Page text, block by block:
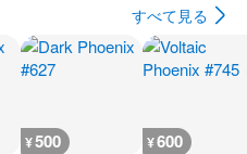
すべて見る
¥500 ¥600